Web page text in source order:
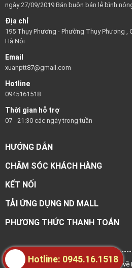
ngày 27/09/2019 Bán buôn bán lẻ bình
Địa chỉ
195 Thụy Phương - Phường Thụy Phương ,
Hà Nội
Email
xuanptt87@gmail.com
Hotline
0945161518
Thời gian hỗ trợ
07 - 21:30 các ngày trong tuần
HƯỚNG DẪN
CHĂM SÓC KHÁCH HÀNG
KẾT NỐI
TẢI ỨNG DỤNG ND MALL
PHƯƠNG THỨC THANH TOÁN
@ Bản quyền thuộc về
Hotline: 0945.16.1518